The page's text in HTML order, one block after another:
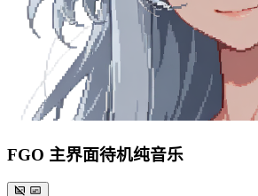
FGO 主界面待机纯音乐